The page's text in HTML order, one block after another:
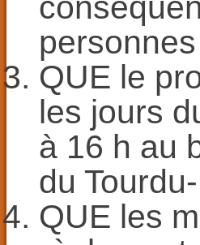
QUE le
les jours
à 16 h au
du
QUE les